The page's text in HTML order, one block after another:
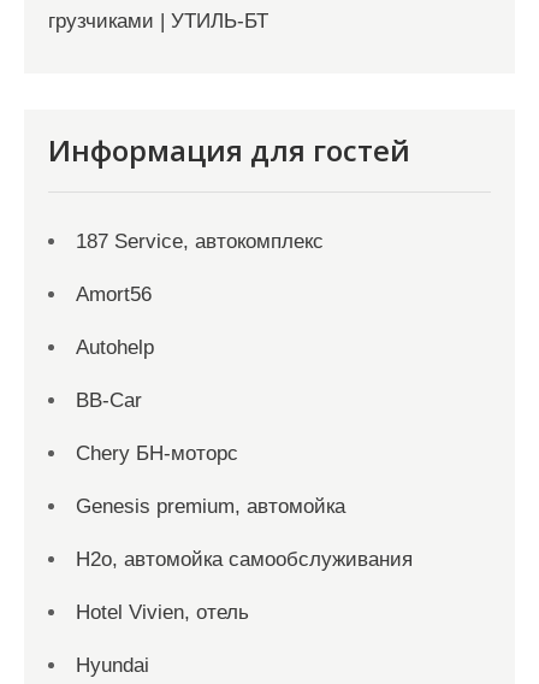
грузчиками | УТИЛЬ-БТ
Информация для гостей
187 Service, автокомплекс
Amort56
Autohelp
BB-Car
Chery БН-моторс
Genesis premium, автомойка
H2o, автомойка самообслуживания
Hotel Vivien, отель
Hyundai